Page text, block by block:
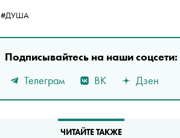
#ДУША
Подписывайтесь на наши соцсети:
Телеграм
ВК Дзен
ЧИТАЙТЕ ТАКЖЕ